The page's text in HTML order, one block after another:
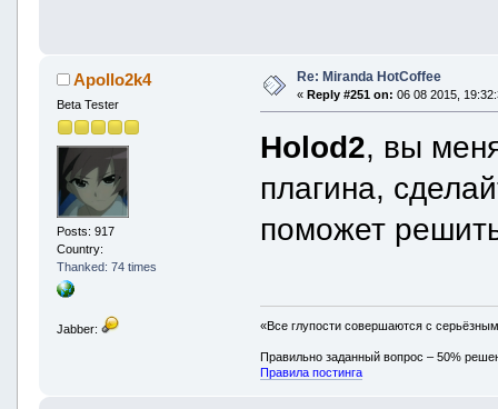
Apollo2k4
Beta Tester
Posts: 917
Country:
Thanked: 74 times
Jabber:
Re: Miranda HotCoffee
« Reply #251 on: 06 08 2015,
Holod2, вы
плагина,
поможет
«Все глупости совершаются с
Правильно заданный вопрос – 50%
Правила постинга